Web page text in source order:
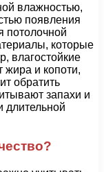
влажностью,
появления
потолочной
которые
влагостойкие
жира и копоти,
обратить
запахи и
длительной